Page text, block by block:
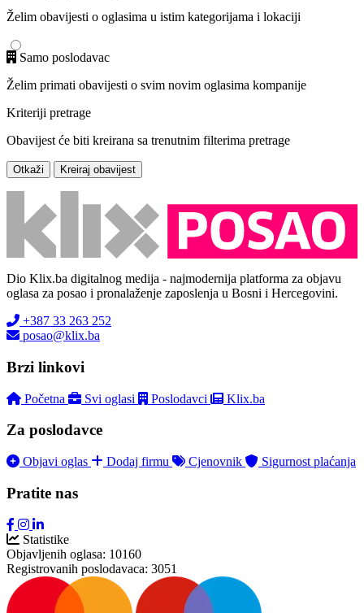
Želim obavijesti o oglasima u istim kategorijama i lokaciji
Samo poslodavac
Želim primati obavijesti o svim novim oglasima kompanije
Kriteriji pretrage
Obavijest će biti kreirana sa trenutnim filterima pretrage
Otkaži Kreiraj obavijest
Dio Klix.ba digitalnog medija - najmodernija platforma za objavu
oglasa za posao i pronalaženje zaposlenja u Bosni i Hercegovini.
+387 33 263 252
posao@klix.ba
Brzi linkovi
Početna Svi oglasi Poslodavci Klix.ba
Za poslodavce
Objavi oglas Dodaj firmu Cjenovnik Sigurnost plaćanja
Pratite nas
Statistike
Objavljenih oglasa: 10160
Registrovanih poslodavaca: 3051